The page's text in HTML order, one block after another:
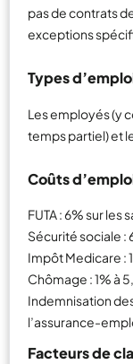
pas de contrats
exceptions
Types
Les employés (y
temps partiel) et
Coûts
FUTA : 6% sur les
Sécurité sociale :
Impôt Medicare :
Chômage : 1% à
Indemnisation
l’assurance-
Facteurs de